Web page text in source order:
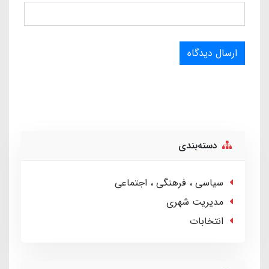
ارسال دیدگاه
دسته‌بندی
سیاسی ، فرهنگی ، اجتماعی
مدیریت شهری
انتخابات